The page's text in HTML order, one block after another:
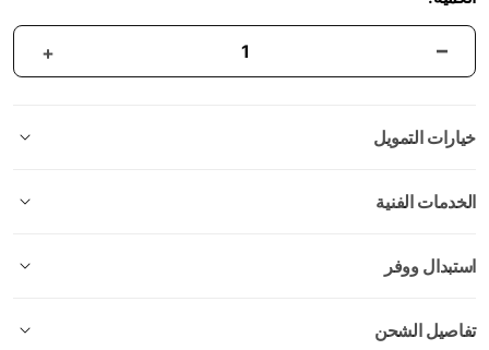
خيارات التمويل
الخدمات الفنية
استبدال ووفر
تفاصيل الشحن